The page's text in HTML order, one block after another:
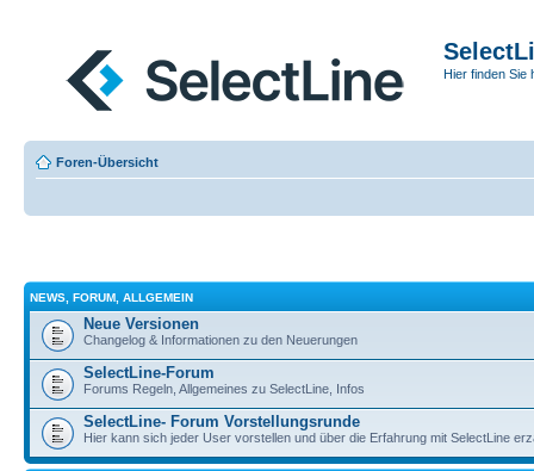
Hier finden Sie
Foren-Übersicht
NEWS, FORUM, ALLGEMEIN
Neue Versionen
Changelog & Informationen zu den Neuerungen
SelectLine-Forum
Forums Regeln, Allgemeines zu SelectLine, Infos
SelectLine- Forum Vorstellungsrunde
Hier kann sich jeder User vorstellen und über die Erfahrung mit SelectLine